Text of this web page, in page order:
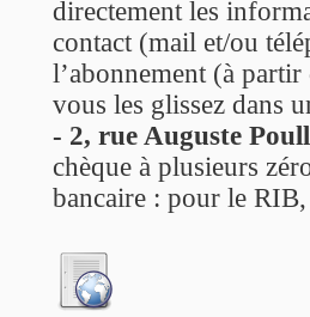
directement les
contact (mail et/ou
l’abonnement (à
vous les glissez dans
- 2, rue Auguste
chèque à plusieurs
bancaire : pour le